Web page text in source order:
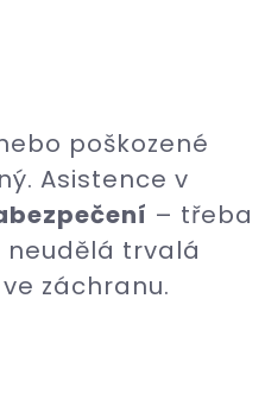
poškozené
Asistence v
– třeba
neudělá trvalá
záchranu.